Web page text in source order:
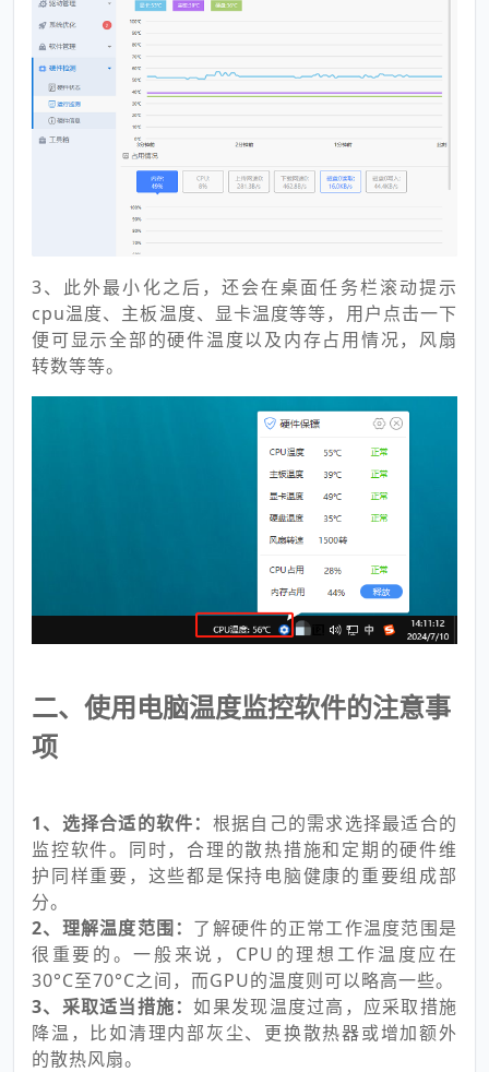
3、此外最小化之后，还会在桌面任务栏滚动提示
cpu温度、主板温度、显卡温度等等，用户点击一下
便可显示全部的硬件温度以及内存占用情况，风扇
转数等等。
二、使用电脑温度监控软件的注意事
项
1、选择合适的软件： 根据自己的需求选择最适合的
监控软件。同时，合理的散热措施和定期的硬件维
护同样重要，这些都是保持电脑健康的重要组成部
分。
2、理解温度范围： 了解硬件的正常工作温度范围是
很重要的。一般来说，CPU的理想工作温度应在
30°C至70°C之间，而GPU的温度则可以略高一些。
3、采取适当措施：如果发现温度过高，应采取措施
降温，比如清理内部灰尘、更换散热器或增加额外
的散热风扇。